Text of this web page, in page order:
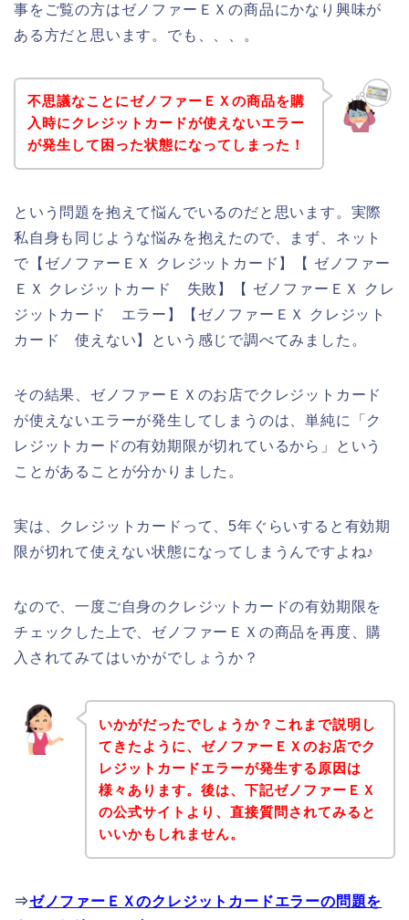
事をご覧の方はゼノファーＥＸの商品にかなり興味が
ある方だと思います。でも、、、。
不思議なことにゼノファーＥＸの商品を購
入時にクレジットカードが使えないエラー
が発生して困った状態になってしまった！
という問題を抱えて悩んでいるのだと思います。実際
私自身も同じような悩みを抱えたので、まず、ネット
で【ゼノファーＥＸ クレジットカード】【 ゼノファー
ＥＸ クレジットカード 失敗】【 ゼノファーＥＸ クレ
ジットカード エラー】【ゼノファーＥＸ クレジット
カード 使えない】という感じで調べてみました。
その結果、ゼノファーＥＸのお店でクレジットカード
が使えないエラーが発生してしまうのは、単純に「ク
レジットカードの有効期限が切れているから」という
ことがあることが分かりました。
実は、クレジットカードって、5年ぐらいすると有効期
限が切れて使えない状態になってしまうんですよね♪
なので、一度ご自身のクレジットカードの有効期限を
チェックした上で、ゼノファーＥＸの商品を再度、購
入されてみてはいかがでしょうか？
いかがだったでしょうか？これまで説明し
てきたように、ゼノファーＥＸのお店でク
レジットカードエラーが発生する原因は
様々あります。後は、下記ゼノファーＥＸ
の公式サイトより、直接質問されてみると
いいかもしれません。
⇒ゼノファーＥＸのクレジットカードエラーの問題を